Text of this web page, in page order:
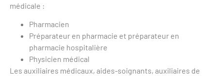
médicale :
Pharmacien
Préparateur en pharmacie et préparateur en
pharmacie hospitalière
Physicien médical
Les auxiliaires médicaux, aides-soignants, auxiliaires de